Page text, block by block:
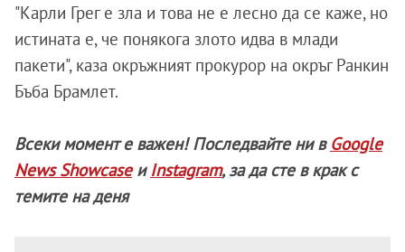
"Карли Грег е зла и това не е лесно да се каже, но
истината е, че понякога злото идва в млади
пакети", каза окръжният прокурор на окръг Ранкин
Бъба Брамлет.
Всеки момент е важен! Последвайте ни в Google
News Showcaseи Instagram, за да сте в крак с
темите на деня